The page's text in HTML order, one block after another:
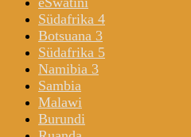
Südafrika 4
Botsuana 3
Südafrika 5
Namibia 3
Sambia
Malawi
Burundi